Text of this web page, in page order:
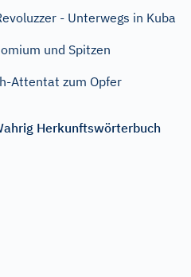
- Unterwegs in Kuba
und Spitzen
Attentat zum Opfer
Herkunftswörterbuch